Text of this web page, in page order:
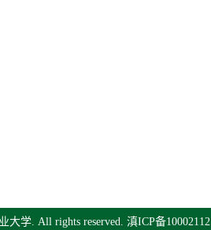
大学. All rights reserved. 滇ICP备10002112